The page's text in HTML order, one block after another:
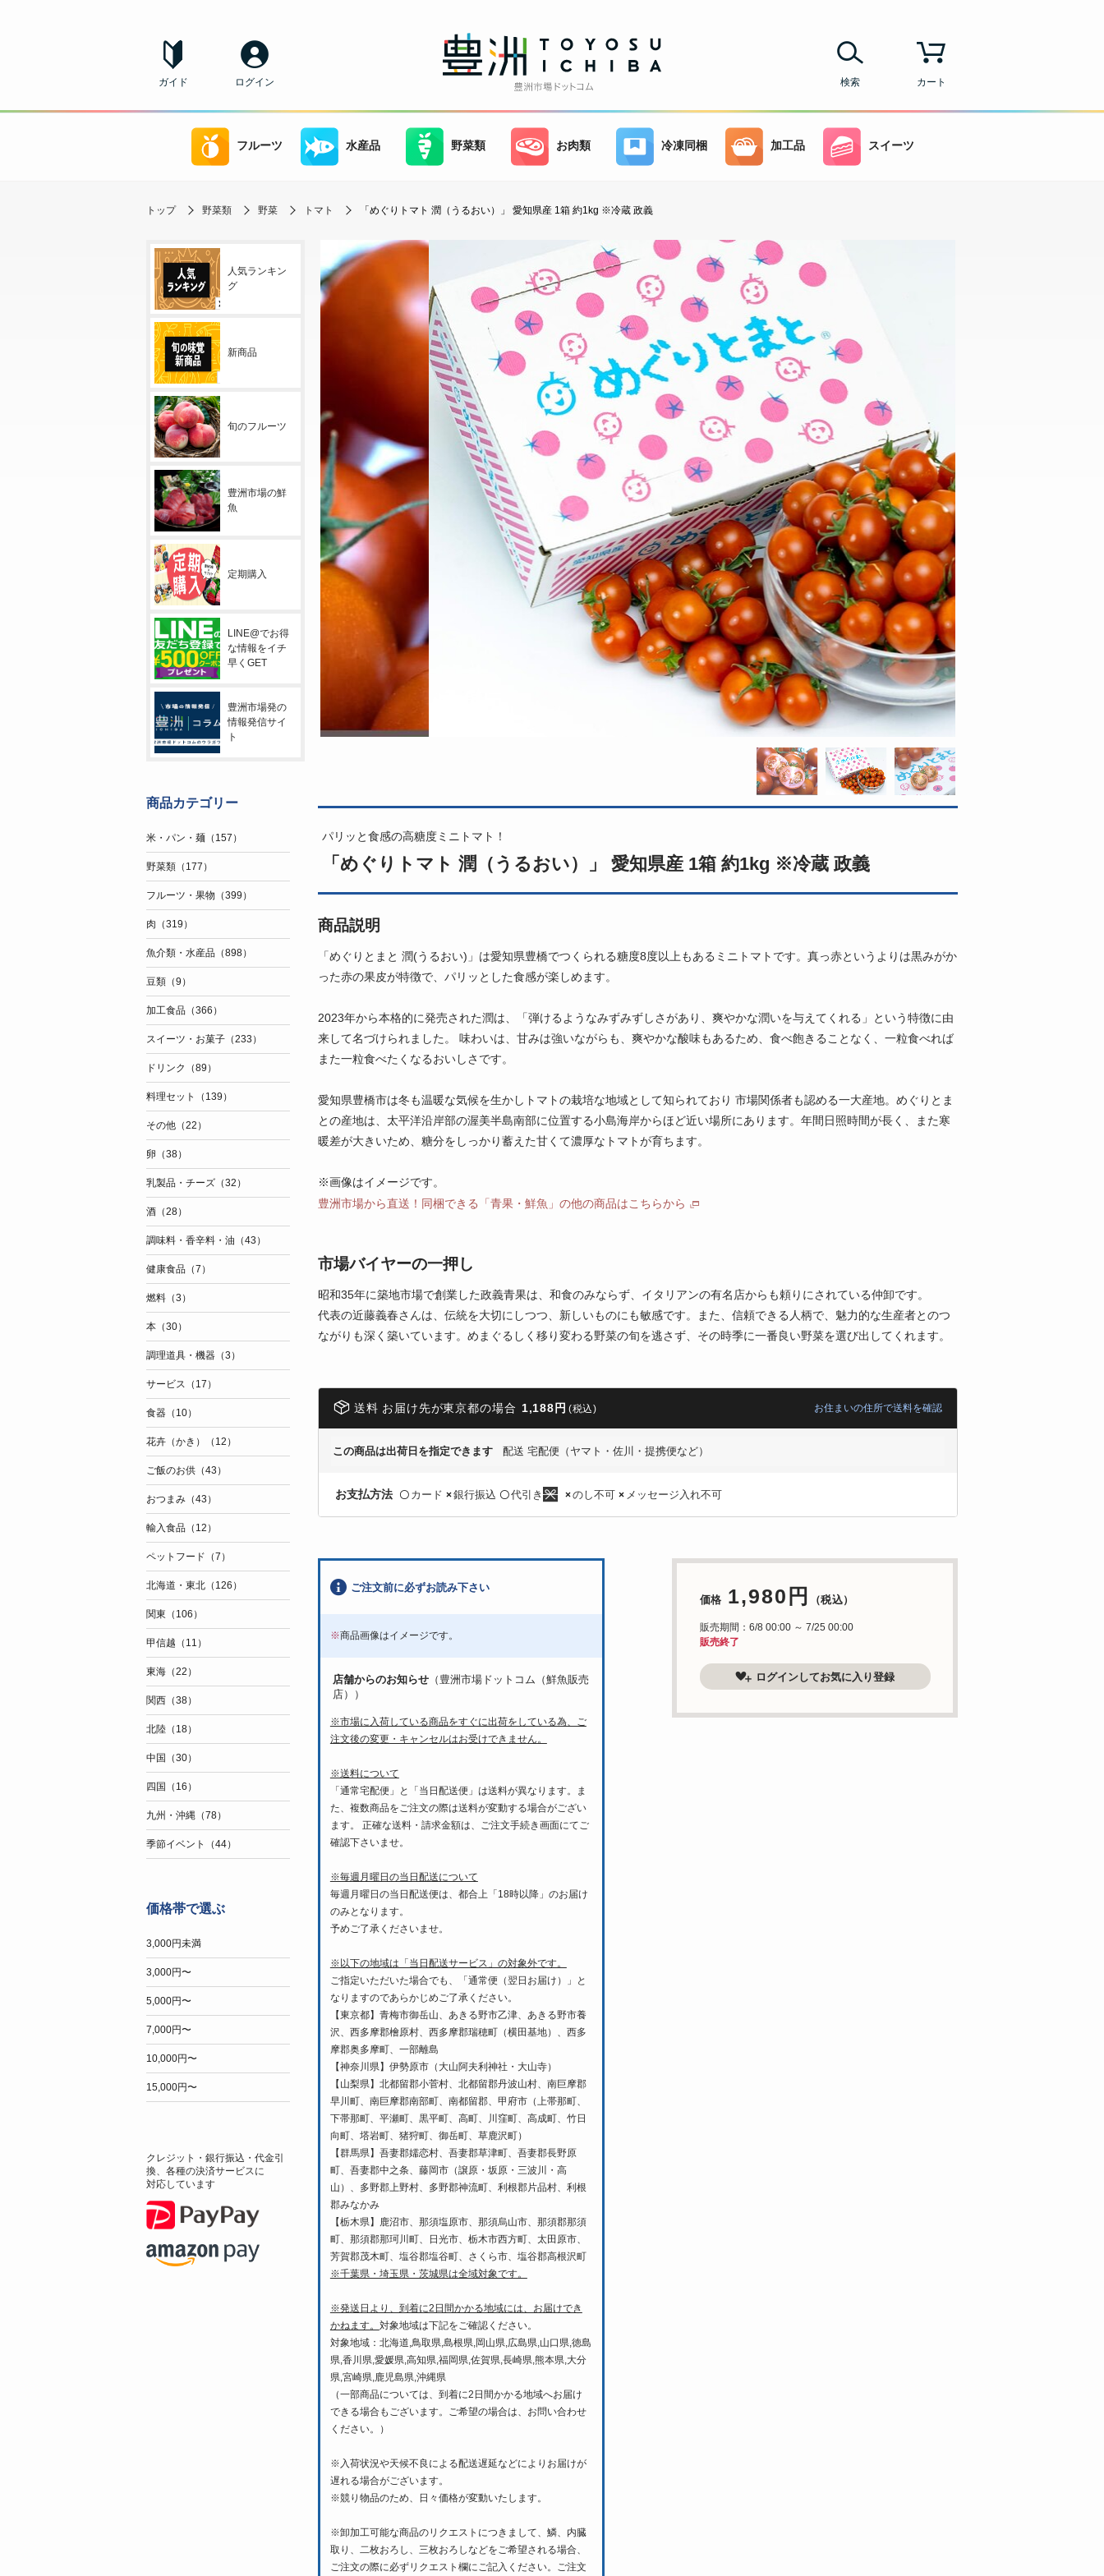
ガイド ログイン カート
検索
フルーツ 水産品 野菜類 お肉類 冷凍同梱 加工品 スイーツ
トップ 野菜類 野菜 トマト 「めぐりトマト 潤（うるおい）」 愛知県産 1箱 約1kg ※冷蔵 政義
パリッと食感の高糖度ミニトマト！
「めぐりトマト 潤（うるおい）」 愛知県産 1箱 約1kg ※冷蔵 政義
商品説明
「めぐりとまと 潤(うるおい)」は愛知県豊橋でつくられる糖度8度以上もあるミニトマトです。真っ赤というよりは黒みがか
った赤の果皮が特徴で、パリッとした食感が楽しめます。
2023年から本格的に発売された潤は、「弾けるようなみずみずしさがあり、爽やかな潤いを与えてくれる」という特徴に由
来して名づけられました。 味わいは、甘みは強いながらも、爽やかな酸味もあるため、食べ飽きることなく、一粒食べれば
また一粒食べたくなるおいしさです。
愛知県豊橋市は冬も温暖な気候を生かしトマトの栽培な地域として知られており 市場関係者も認める一大産地。めぐりとま
との産地は、太平洋沿岸部の渥美半島南部に位置する小島海岸からほど近い場所にあります。年間日照時間が長く、また寒
暖差が大きいため、糖分をしっかり蓄えた甘くて濃厚なトマトが育ちます。
※画像はイメージです。
豊洲市場から直送！同梱できる「青果・鮮魚」の他の商品はこちらから
市場バイヤーの一押し
昭和35年に築地市場で創業した政義青果は、和食のみならず、イタリアンの有名店からも頼りにされている仲卸です。
代表の近藤義春さんは、伝統を大切にしつつ、新しいものにも敏感です。また、信頼できる人柄で、魅力的な生産者とのつ
ながりも深く築いています。めまぐるしく移り変わる野菜の旬を逃さず、その時季に一番良い野菜を選び出してくれます。
送料 お届け先が東京都の場合 1,188円 (税込) お住まいの住所で送料を確認
この商品は出荷日を指定できます 配送 宅配便（ヤマト・佐川・提携便など）
お支払方法 〇 カード ×銀行振込 〇代引き ×のし不可 × メッセージ入れ不可
価格 1,980円 （税込）
販売期間：6/8 00:00 ～ 7/25 00:00
販売終了
ログインしてお気に入り登録
ご注文前に必ずお読み下さい
※商品画像はイメージです。
店舗からのお知らせ（豊洲市場ドットコム（鮮魚販売
店））
※市場に入荷している商品をすぐに出荷をしている為、ご
注文後の変更・キャンセルはお受けできません。
※送料について
「通常宅配便」と「当日配送便」は送料が異なります。ま
た、複数商品をご注文の際は送料が変動する場合がござい
ます。 正確な送料・請求金額は、ご注文手続き画面にてご
確認下さいませ。
※毎週月曜日の当日配送について
毎週月曜日の当日配送便は、都合上「18時以降」のお届け
のみとなります。
予めご了承くださいませ。
※以下の地域は「当日配送サービス」の対象外です。
ご指定いただいた場合でも、「通常便（翌日お届け）」と
なりますのであらかじめご了承ください。
【東京都】青梅市御岳山、あきる野市乙津、あきる野市養
沢、西多摩郡檜原村、西多摩郡瑞穂町（横田基地）、西多
摩郡奥多摩町、一部離島
【神奈川県】伊勢原市（大山阿夫利神社・大山寺）
【山梨県】北都留郡小菅村、北都留郡丹波山村、南巨摩郡
早川町、南巨摩郡南部町、南都留郡、甲府市（上帯那町、
下帯那町、平瀬町、黒平町、高町、川窪町、高成町、竹日
向町、塔岩町、猪狩町、御岳町、草鹿沢町）
【群馬県】吾妻郡嬬恋村、吾妻郡草津町、吾妻郡長野原
町、吾妻郡中之条、藤岡市（譲原・坂原・三波川・高
山）、多野郡上野村、多野郡神流町、利根郡片品村、利根
郡みなかみ
【栃木県】鹿沼市、那須塩原市、那須烏山市、那須郡那須
町、那須郡那珂川町、日光市、栃木市西方町、太田原市、
芳賀郡茂木町、塩谷郡塩谷町、さくら市、塩谷郡高根沢町
※千葉県・埼玉県・茨城県は全域対象です。
※発送日より、到着に2日間かかる地域には、お届けでき
かねます。 対象地域は下記をご確認ください。
対象地域：北海道,鳥取県,島根県,岡山県,広島県,山口県,徳島
県,香川県,愛媛県,高知県,福岡県,佐賀県,長崎県,熊本県,大分
県,宮崎県,鹿児島県,沖縄県
（一部商品については、到着に2日間かかる地域へお届け
できる場合もございます。ご希望の場合は、お問い合わせ
ください。）
※入荷状況や天候不良による配送遅延などによりお届けが
遅れる場合がございます。
※競り物品のため、日々価格が変動いたします。
※卸加工可能な商品のリクエストにつきまして、鱗、内臓
取り、二枚おろし、三枚おろしなどをご希望される場合、
ご注文の際に必ずリクエスト欄にご記入ください。ご注文
人気ランキン
グ
新商品
旬のフルーツ
豊洲市場の鮮
魚
定期購入
LINE@でお得
な情報をイチ
早くGET
豊洲市場発の
情報発信サイ
ト
商品カテゴリー
米・パン・麺（157）
野菜類（177）
フルーツ・果物（399）
肉（319）
魚介類・水産品（898）
豆類（9）
加工食品（366）
スイーツ・お菓子（233）
ドリンク（89）
料理セット（139）
その他（22）
卵（38）
乳製品・チーズ（32）
酒（28）
調味料・香辛料・油（43）
健康食品（7）
燃料（3）
本（30）
調理道具・機器（3）
サービス（17）
食器（10）
花卉（かき）（12）
ご飯のお供（43）
おつまみ（43）
輸入食品（12）
ペットフード（7）
北海道・東北（126）
関東（106）
甲信越（11）
東海（22）
関西（38）
北陸（18）
中国（30）
四国（16）
九州・沖縄（78）
季節イベント（44）
価格帯で選ぶ
3,000円未満
3,000円〜
5,000円〜
7,000円〜
10,000円〜
15,000円〜
クレジット・銀行振込・代金引
換、各種の決済サービスに
対応しています